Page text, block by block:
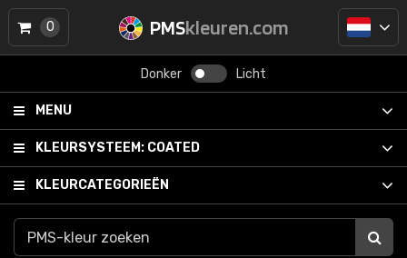
PMSkleuren.com
Donker Licht
MENU
KLEURSYSTEEM: COATED
KLEURCATEGORIEËN
0